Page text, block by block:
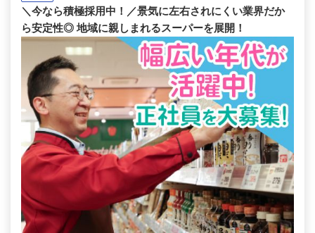
＼今なら積極採用中！／景気に左右されにくい業界だか
ら安定性◎ 地域に親しまれるスーパーを展開！